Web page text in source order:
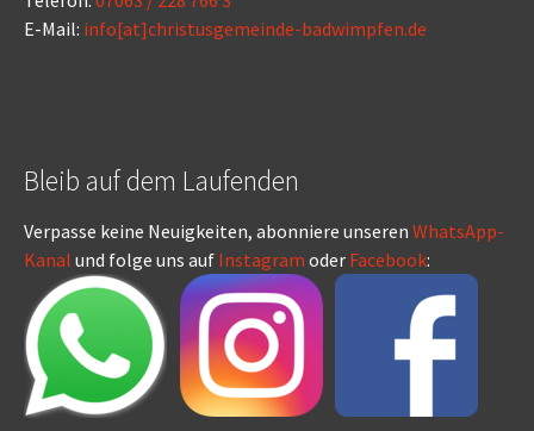
E-Mail: info[at]christusgemeinde-badwimpfen.de
Bleib auf dem Laufenden
Verpasse keine Neuigkeiten, abonniere unseren WhatsApp-
Kanal und folge uns auf Instagram oder Facebook: